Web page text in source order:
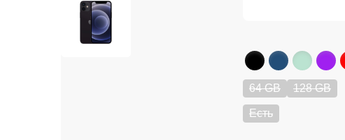
64 GB 128 GB
Есть